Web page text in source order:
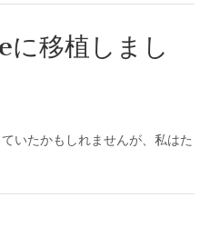
移植しまし
いたかもしれませんが、私はた